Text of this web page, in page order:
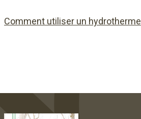
Comment utiliser un hydrotherme